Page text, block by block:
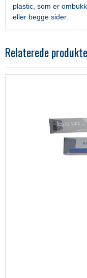
plastic, som er
eller begge sider.
Relaterede